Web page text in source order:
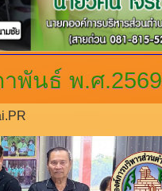
พันธ์ พ.ศ.2569